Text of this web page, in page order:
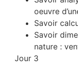
oeuvre
Savoir
Savoir
nature :
Jour 3